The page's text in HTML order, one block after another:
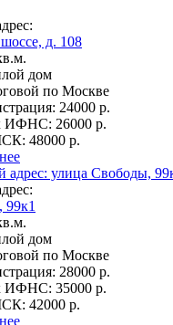
д. 108
дом
по Москве
24000 р.
ИФНС: 26000 р.
48000 р.
99к1
дом
по Москве
28000 р.
ИФНС: 35000 р.
42000 р.